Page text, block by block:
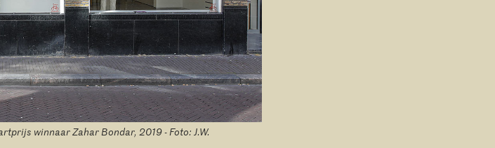
winnaar Zahar Bondar, 2019 - Foto: J.W.